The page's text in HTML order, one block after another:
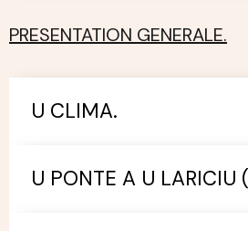
PRESENTATION GENERALE.
U CLIMA.
U PONTE A U LARICIU